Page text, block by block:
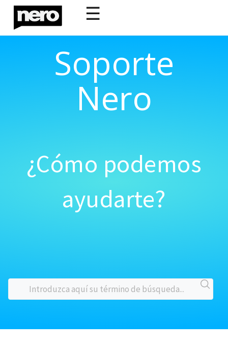
☰
Soporte
Nero
¿Cómo podemos
ayudarte?